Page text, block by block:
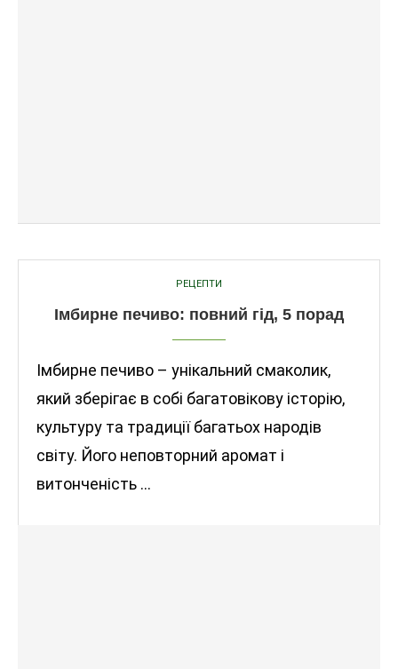
РЕЦЕПТИ
Імбирне печиво: повний гід, 5 порад
Імбирне печиво – унікальний смаколик,
який зберігає в собі багатовікову історію,
культуру та традиції багатьох народів
світу. Його неповторний аромат і
витонченість …